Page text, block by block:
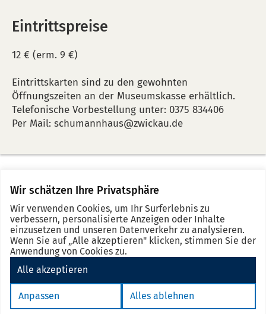
Wir schätzen Ihre Privatsphäre
Wir verwenden Cookies, um Ihr Surferlebnis zu
verbessern, personalisierte Anzeigen oder Inhalte
einzusetzen und unseren Datenverkehr zu analysieren.
Wenn Sie auf „Alle akzeptieren" klicken, stimmen Sie der
Anwendung von Cookies zu.
Anpassen Alles ablehnen
Alle akzeptieren
Eintrittspreise
12 € (erm. 9 €)
Eintrittskarten sind zu den gewohnten
Öffnungszeiten an der Museumskasse erhältlich.
Telefonische Vorbestellung unter: 0375 834406
Per Mail: schumannhaus@zwickau.de
in
the
Barrierefreiheit